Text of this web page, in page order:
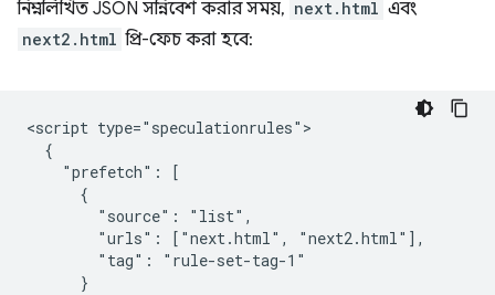
নিম্নলিখিত JSON সন্নিবেশ করার সময়, next.html এবং
next2.html প্রি-ফেচ করা হবে:
<script type="speculationrules">
  {
    "prefetch": [
      {
        "source": "list",
        "urls": ["next.html", "next2.html"],
        "tag": "rule-set-tag-1"
      }